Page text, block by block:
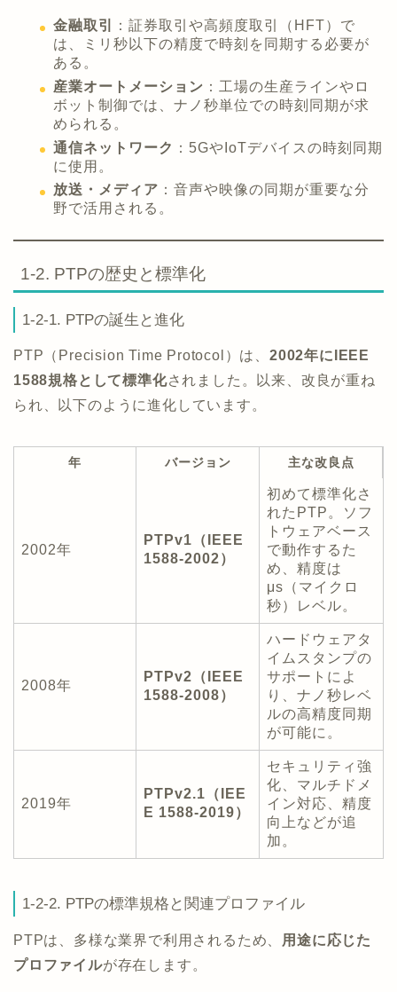
金融取引
：証券取引や高頻度取引（HFT）で
は、ミリ秒以下の精度で時刻を同期する必要が
ある。
産業オートメーション ：工場の生産ラインやロ
ボット制御では、ナノ秒単位での時刻同期が求
められる。
通信ネットワーク ：5GやIoTデバイスの時刻同期
に使用。
放送・メディア ：音声や映像の同期が重要な分
野で活用される。
1-2. PTPの歴史と標準化
1-2-1. PTPの誕生と進化
PTP（Precision Time Protocol）は、 2002年にIEEE
1588規格として標準化されました。以来、改良が重ね
られ、以下のように進化しています。
年 バージョン 主な改良点
2002年
PTPv1（IEEE
1588-2002）
初めて標準化さ
れたPTP。ソフ
トウェアベース
で動作するた
め、精度は
μs（マイクロ
秒）レベル。
2008年
PTPv2（IEEE
1588-2008）
ハードウェアタ
イムスタンプの
サポートによ
り、ナノ秒レベ
ルの高精度同期
が可能に。
2019年
PTPv2.1（IEE
E 1588-2019）
セキュリティ強
化、マルチドメ
イン対応、精度
向上などが追
加。
1-2-2. PTPの標準規格と関連プロファイル
PTPは、多様な業界で利用されるため、
用途に応じた
プロファイルが存在します。